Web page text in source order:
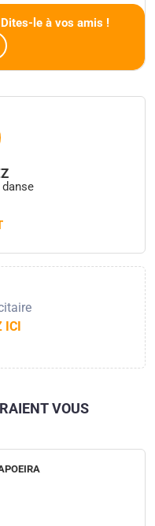
le à vos amis !
ICI
VOUS